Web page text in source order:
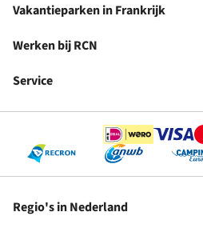
Vakantieparken in Frankrijk
Werken bij RCN
Service
Regio's in Nederland